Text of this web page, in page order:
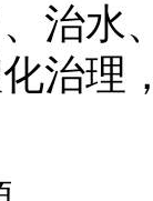
治水
治理